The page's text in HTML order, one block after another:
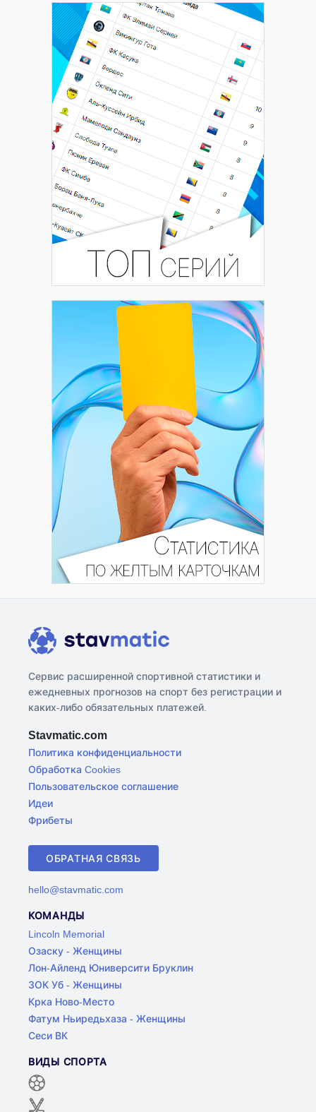
Сервис расширенной спортивной статистики и
ежедневных прогнозов на спорт без регистрации и
каких-либо обязательных платежей.
Stavmatic.com
Политика конфиденциальности
Обработка Cookies
Пользовательское соглашение
Идеи
Фрибеты
ОБРАТНАЯ СВЯЗЬ
hello@stavmatic.com
КОМАНДЫ
Lincoln Memorial
Озаску - Женщины
Лон-Айленд Юниверсити Бруклин
ЗОК Уб - Женщины
Крка Ново-Место
Фатум Ньиредьхаза - Женщины
Сеси ВК
ВИДЫ СПОРТА